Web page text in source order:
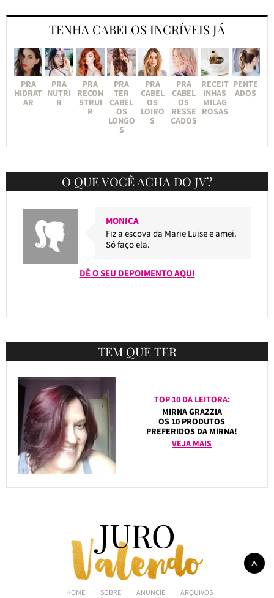
TENHA CABELOS INCRÍVEIS JÁ
PRA
HIDRAT
AR
PRA
NUTRI
R
PRA
RECON
STRUI
R
PRA
TER
CABEL
OS
LONGO
S
PRA
CABEL
OS
LOIRO
S
PRA
CABEL
OS
RESSE
CADOS
RECEIT
INHAS
MILAG
ROSAS
PENTE
ADOS
O QUE VOCÊ ACHA DO JV?
MONICA
Fiz a escova da Marie Luise e amei.
Só faço ela.
DÊ O SEU DEPOIMENTO AQUI
TEM QUE TER
TOP 10 DA LEITORA:
MIRNA GRAZZIA
OS 10 PRODUTOS
PREFERIDOS DA MIRNA!
VEJA MAIS
HOME SOBRE ANUNCIE ARQUIVOS